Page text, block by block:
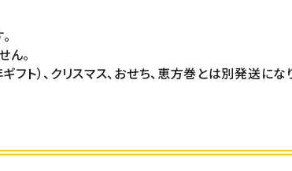
。
ト）、クリスマス、おせち、恵方巻とは別発送にな